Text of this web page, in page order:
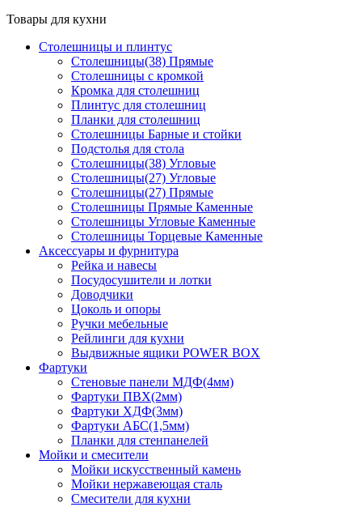
Товары для кухни
Столешницы и плинтус
Столешницы(38) Прямые
Столешницы с кромкой
Кромка для столешниц
Плинтус для столешниц
Планки для столешниц
Столешницы Барные и стойки
Подстолья для стола
Столешницы(38) Угловые
Столешницы(27) Угловые
Столешницы(27) Прямые
Столешницы Прямые Каменные
Столешницы Угловые Каменные
Столешницы Торцевые Каменные
Аксессуары и фурнитура
Рейка и навесы
Посудосушители и лотки
Доводчики
Цоколь и опоры
Ручки мебельные
Рейлинги для кухни
Выдвижные ящики POWER BOX
Фартуки
Стеновые панели МДФ(4мм)
Фартуки ПВХ(2мм)
Фартуки ХДФ(3мм)
Фартуки АБС(1,5мм)
Планки для стенпанелей
Мойки и смесители
Мойки искусственный камень
Мойки нержавеющая сталь
Смесители для кухни